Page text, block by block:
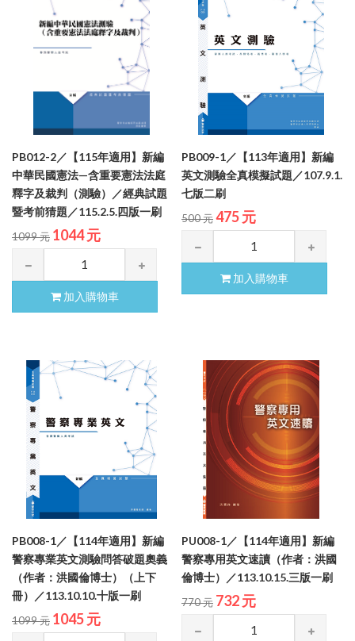
PB012-2／【115年適用】新編
中華民國憲法—含重要憲法法庭
釋字及裁判（測驗）／經典試題
暨考前猜題／115.2.5.四版一刷
1099 元 1044 元
加入購物車
PB009-1／【113年適用】新編
英文測驗全真模擬試題／107.9.1.
七版二刷
500 元475 元
加入購物車
PB008-1／【114年適用】新編
警察專業英文測驗問答破題奧義
（作者：洪國倫博士）（上下
冊）／113.10.10.十版一刷
1099 元 1045 元
PU008-1／【114年適用】新編
警察專用英文速讀（作者：洪國
倫博士）／113.10.15.三版一刷
770 元 732 元